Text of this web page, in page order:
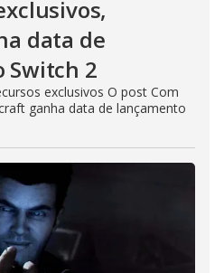
data de
Switch 2
exclusivos O post Com
ganha data de lançamento